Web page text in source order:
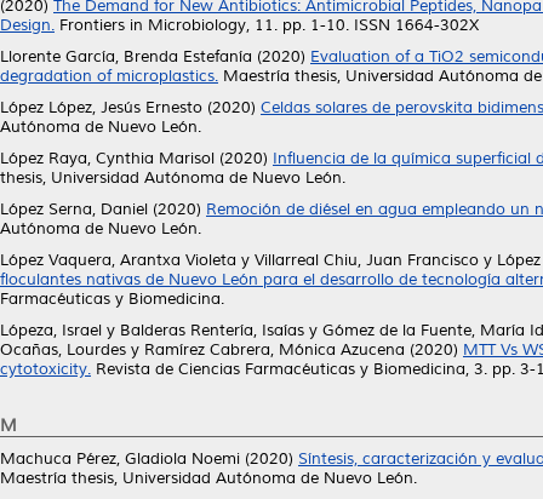
(2020) The Demand for New Antibiotics: Antimicrobial Peptides,
Design. Frontiers in Microbiology, 11. pp. 1-10. ISSN 1664-302X
Llorente García, Brenda Estefanía (2020) Evaluation of a TiO2
degradation of microplastics. Maestría thesis, Universidad Autónoma
López López, Jesús Ernesto (2020) Celdas solares de perovskita
Autónoma de Nuevo León.
López Raya, Cynthia Marisol (2020) Influencia de la química superficial
thesis, Universidad Autónoma de Nuevo León.
López Serna, Daniel (2020) Remoción de diésel en agua empleando
Autónoma de Nuevo León.
López Vaquera, Arantxa Violeta y Villarreal Chiu, Juan Francisco y
floculantes nativas de Nuevo León para el desarrollo de tecnología
Farmacéuticas y Biomedicina.
Lópeza, Israel y Balderas Rentería, Isaías y Gómez de la Fuente, María
Ocañas, Lourdes y Ramírez Cabrera, Mónica Azucena (2020) MTT Vs
cytotoxicity. Revista de Ciencias Farmacéuticas y Biomedicina, 3. pp.
M
Machuca Pérez, Gladiola Noemi (2020) Síntesis, caracterización y
Maestría thesis, Universidad Autónoma de Nuevo León.